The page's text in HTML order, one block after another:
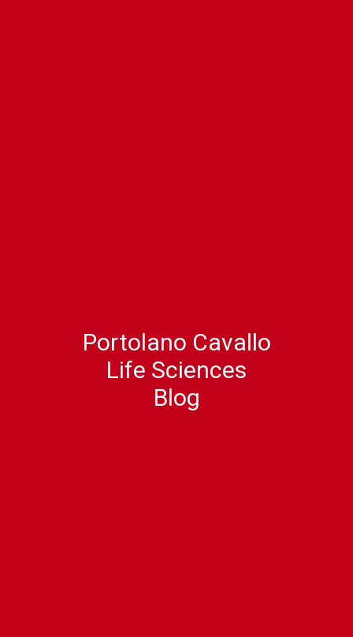
Portolano Cavallo
Life Sciences
Blog